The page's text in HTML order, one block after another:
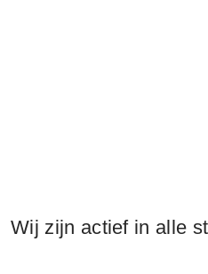
Wij zijn actief in alle